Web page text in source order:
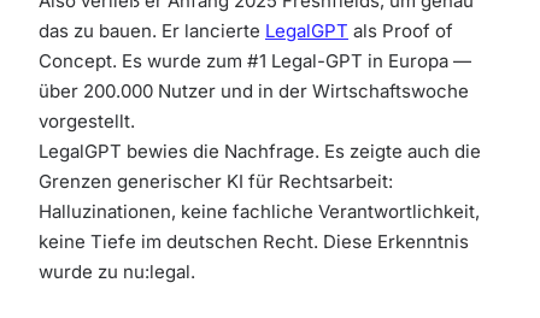
das zu bauen. Er lancierte LegalGPT als Proof of
Concept. Es wurde zum #1 Legal-GPT in Europa —
über 200.000 Nutzer und in der Wirtschaftswoche
vorgestellt.
LegalGPT bewies die Nachfrage. Es zeigte auch die
Grenzen generischer KI für Rechtsarbeit:
Halluzinationen, keine fachliche Verantwortlichkeit,
keine Tiefe im deutschen Recht. Diese Erkenntnis
wurde zu nu:legal.